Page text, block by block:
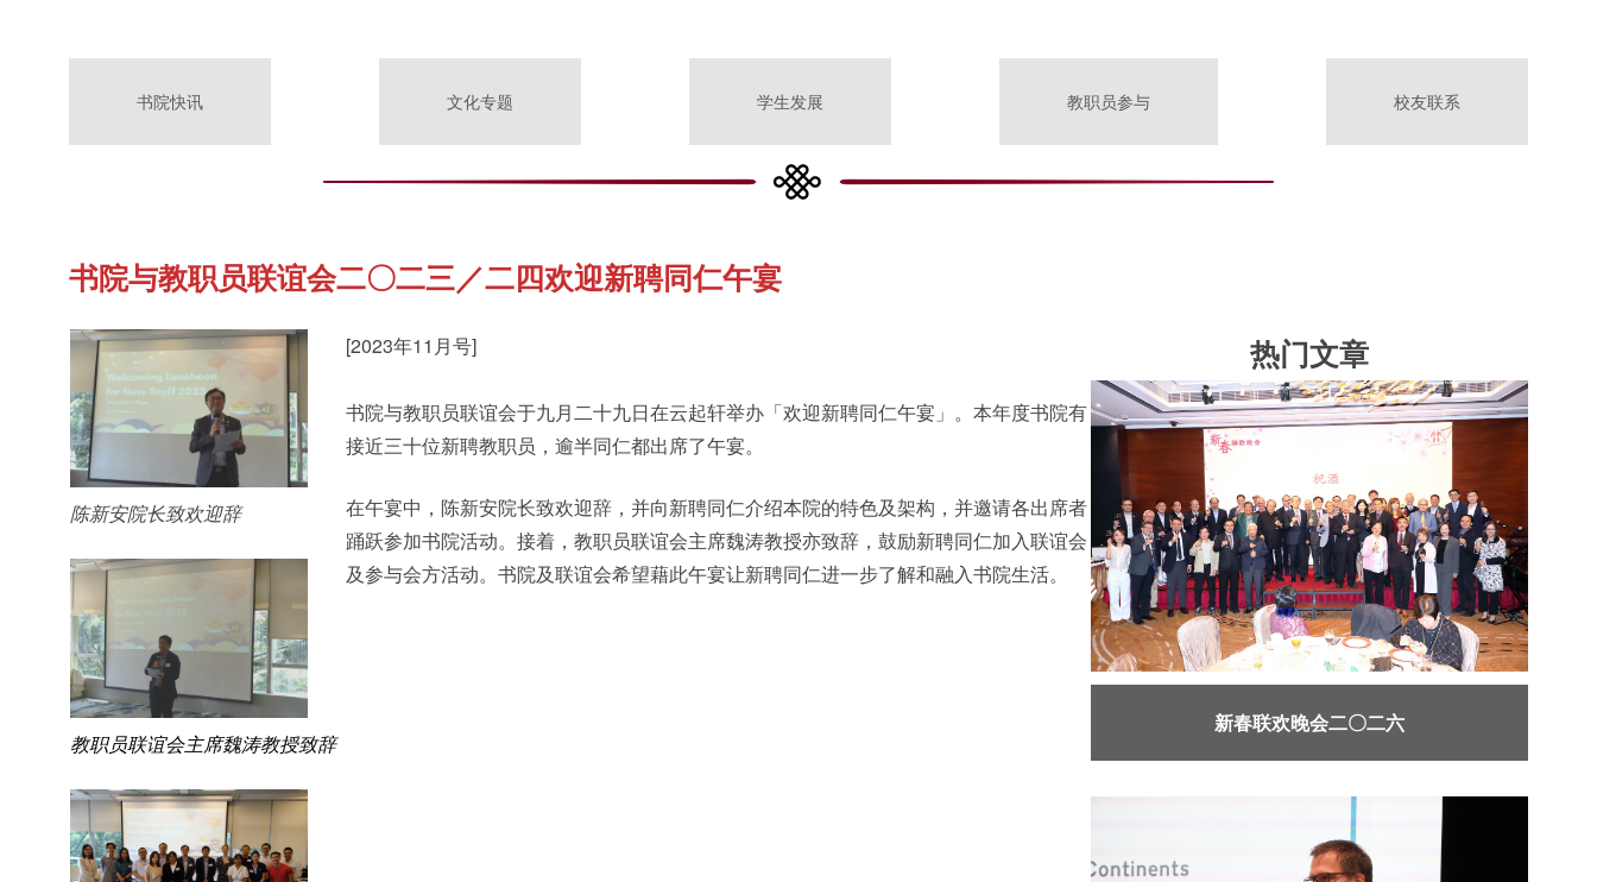
书院快讯 文化专题 学生发展 教职员参与 校友联系
书院与教职员联谊会二〇二三／二四欢迎新聘同仁午宴
陈新安院长致欢迎辞
教职员联谊会主席魏涛教授致辞
[2023年11月号]
书院与教职员联谊会于九月二十九日在云起轩举办「欢迎新聘同仁午宴」。本年度书院有
接近三十位新聘教职员，逾半同仁都出席了午宴。
在午宴中，陈新安院长致欢迎辞，并向新聘同仁介绍本院的特色及架构，并邀请各出席者
踊跃参加书院活动。接着，教职员联谊会主席魏涛教授亦致辞，鼓励新聘同仁加入联谊会
及参与会方活动。书院及联谊会希望藉此午宴让新聘同仁进一步了解和融入书院生活。
热门文章
新春联欢晚会二〇二六